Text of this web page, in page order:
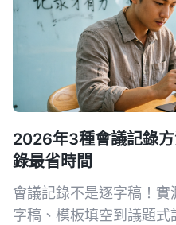
2026年3種會議記錄
錄最省時間
會議記錄不是逐字稿！
字稿、模板填空到議題